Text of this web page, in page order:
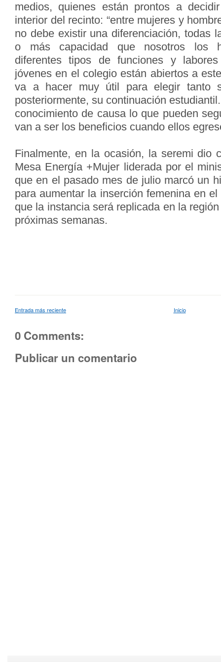
medios, quienes están prontos a
interior del recinto: “entre mujeres y
no debe existir una diferenciación, todas
o más capacidad que nosotros los
diferentes tipos de funciones y
jóvenes en el colegio están abiertos a
va a hacer muy útil para elegir tanto
posteriormente, su continuación
conocimiento de causa lo que pueden
van a ser los beneficios cuando ellos
Finalmente, en la ocasión, la seremi dio
Mesa Energía +Mujer liderada por el
que en el pasado mes de julio marcó un
para aumentar la inserción femenina en
que la instancia será replicada en la
próximas semanas.
Entrada más reciente Inicio
0 Comments:
Publicar un comentario